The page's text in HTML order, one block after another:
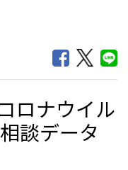
ロナウイル
談データ